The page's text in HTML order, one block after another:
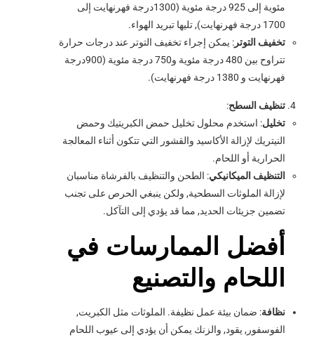
مئوية إلى 925 درجة مئوية (1300درجة فهرنهايت إلى
1700 درجة فهرنهايت), تليها تبريد الهواء.
تخفيف التوتر: يمكن إجراء تخفيف التوتر عند درجات حرارة
تتراوح بين 480 درجة مئوية و750 درجة مئوية (900درجة
فهرنهايت و 1380 درجة فهرنهايت).
تنظيف السطح:
تخليل: استخدم محلول تخليل حمض الكبريتيك وحمض
النيتريك لإزالة الأكاسيد والقشور التي تتكون أثناء المعالجة
الحرارية أو اللحام.
التنظيف الميكانيكي: الطحن والتنظيف بالفرشاة مناسبان
لإزالة الملوثات السطحية, ولكن ينبغي الحرص على تجنب
تضمين جزيئات الحديد, مما قد يؤدي إلى التآكل.
أفضل الممارسات في
اللحام والتصنيع
نظافة: ضمان بيئة عمل نظيفة. الملوثات مثل الكبريت,
الفوسفور, يقود, والزنك يمكن أن يؤدي إلى عيوب اللحام